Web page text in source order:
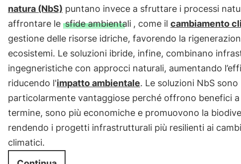
natura (NbS) puntano invece a sfruttare i processi
affrontare le sfide ambientali , come il cambiamento
gestione delle risorse idriche, favorendo la
ecosistemi. Le soluzioni ibride, infine, combinano
ingegneristiche con approcci naturali, aumentando
riducendo l'impatto ambientale. Le soluzioni NbS sono
particolarmente vantaggiose perché offrono benefici a
termine, sono più economiche e promuovono la
rendendo i progetti infrastrutturali più resilienti ai
climatici.